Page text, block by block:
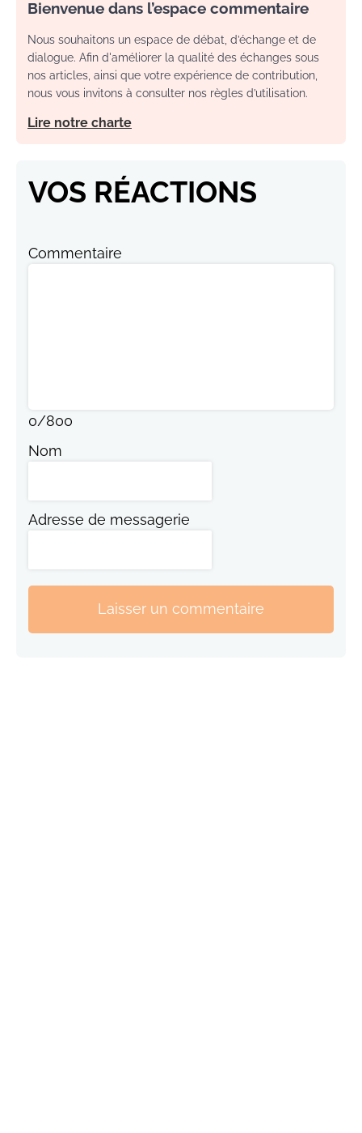
Bienvenue dans l’espace commentaire
Nous souhaitons un espace de débat, d’échange et de
dialogue. Afin d'améliorer la qualité des échanges sous
nos articles, ainsi que votre expérience de contribution,
nous vous invitons à consulter nos règles d’utilisation.
Lire notre charte
VOS RÉACTIONS
Commentaire
0/800
Nom
Adresse de messagerie
Laisser un commentaire